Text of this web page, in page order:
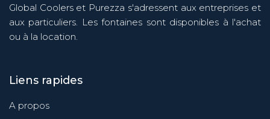
Global Coolers et Purezza s'adressent aux entreprises et
aux particuliers. Les fontaines sont disponibles à l'achat
ou à la location.
Liens rapides
A propos